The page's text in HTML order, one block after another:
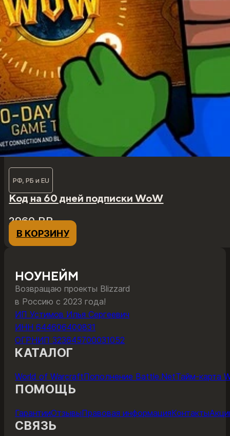
РФ, РБ и EU
Код на 60 дней подписки WoW
2960₽₽
В КОРЗИНУ
НОУНЕЙМ
Возвращаю проекты Blizzard
в Россию с 2023 года!
ИП Устимов Илья Сергеевич
ИНН 644606400831
ОГРНИП 323645700031052
КАТАЛОГ
World of WarcraftПополнение Battle.NetТайм-карта
ПОМОЩЬ
ГарантииОтзывыПравовая информацияКонтакты
СВЯЗЬ